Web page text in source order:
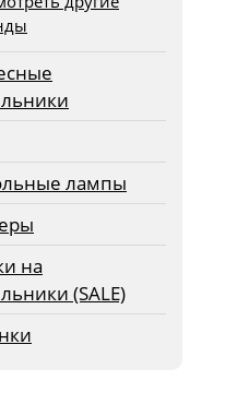
лампы
на
(SALE)